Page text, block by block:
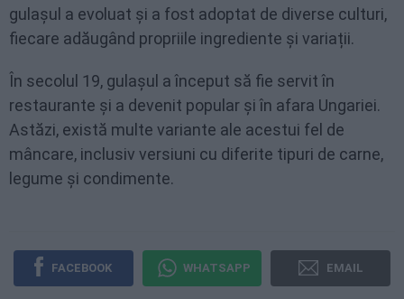
gulașul a evoluat și a fost adoptat de diverse culturi,
fiecare adăugând propriile ingrediente și variații.
În secolul 19, gulașul a început să fie servit în
restaurante și a devenit popular și în afara Ungariei.
Astăzi, există multe variante ale acestui fel de
mâncare, inclusiv versiuni cu diferite tipuri de carne,
legume și condimente.
FACEBOOK WHATSAPP EMAIL